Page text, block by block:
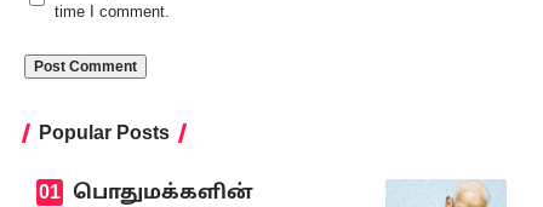
time I comment.
Popular Posts
பொதுமக்களின்